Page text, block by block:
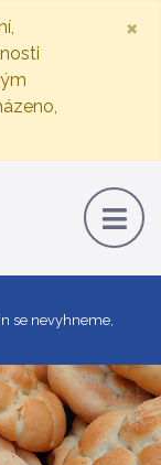
×
se nevyhneme,